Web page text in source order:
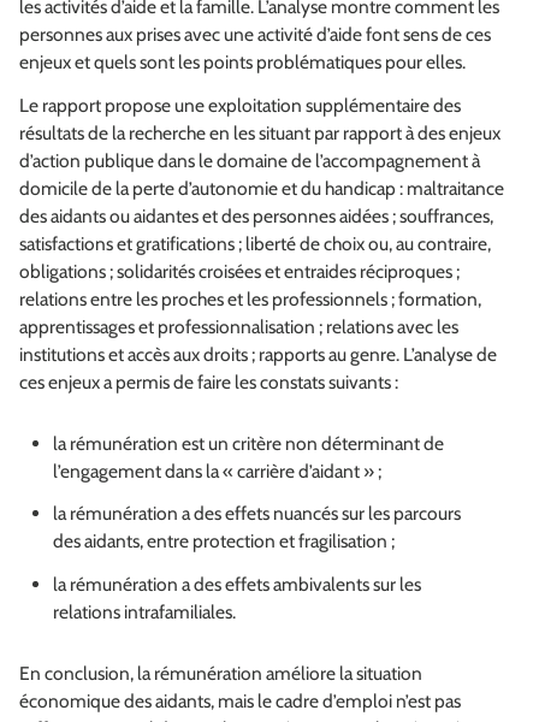
les activités d’aide et la famille. L’analyse montre comment les
personnes aux prises avec une activité d’aide font sens de ces
enjeux et quels sont les points problématiques pour elles.
Le rapport propose une exploitation supplémentaire des
résultats de la recherche en les situant par rapport à des enjeux
d’action publique dans le domaine de l’accompagnement à
domicile de la perte d’autonomie et du handicap : maltraitance
des aidants ou aidantes et des personnes aidées ; souffrances,
satisfactions et gratifications ; liberté de choix ou, au contraire,
obligations ; solidarités croisées et entraides réciproques ;
relations entre les proches et les professionnels ; formation,
apprentissages et professionnalisation ; relations avec les
institutions et accès aux droits ; rapports au genre. L’analyse de
ces enjeux a permis de faire les constats suivants :
la rémunération est un critère non déterminant de
l’engagement dans la « carrière d’aidant » ;
la rémunération a des effets nuancés sur les parcours
des aidants, entre protection et fragilisation ;
la rémunération a des effets ambivalents sur les
relations intrafamiliales.
En conclusion, la rémunération améliore la situation
économique des aidants, mais le cadre d’emploi n’est pas